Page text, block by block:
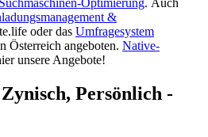
&
oder das Umfragesystem
Österreich angeboten. Native-
unsere Angebote!
Persönlich -